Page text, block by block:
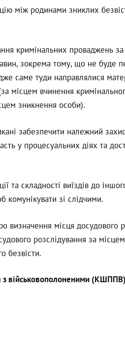
між родинами зниклих
кримінальних проваджень
зокрема тому, що не буде
саме туди направлялися
місцем вчинення
зникнення особи).
забезпечити належний
у процесуальних діях та
та складності виїздів до
комунікувати зі слідчими.
визначення місця досудового
розслідування за
безвісти.
з військовополоненими (КШППВ)